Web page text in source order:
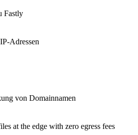
Fastly
Adressen
von Domainnamen
at the edge with zero egress fees